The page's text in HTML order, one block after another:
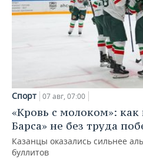
Спорт 07 авг, 07:00
«Кровь с молоком»:
Барса» не без труда
Казанцы оказались сильнее
буллитов